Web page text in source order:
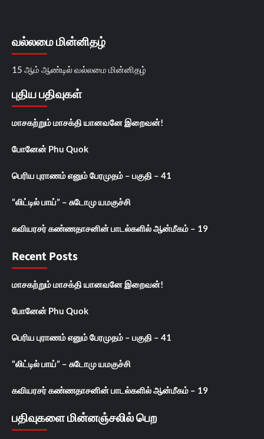
வல்லமை மின்னிதழ்
15 ஆம் ஆண்டில் வல்லமை மின்னிதழ்
புதிய பதிவுகள்
மாசகற்றும் மாசக்தி யானவனே இறைவன்!
போனேன் Phu Quok
பெரிய புராணம் எனும் பேரமுதம் – பகுதி – 41
“லிட்டில் பாய்” – சுடோமு யமகுச்சி
கவியரசர் கண்ணதாசனின் பாடல்களில் ஆன்மீகம் – 19
Recent Posts
மாசகற்றும் மாசக்தி யானவனே இறைவன்!
போனேன் Phu Quok
பெரிய புராணம் எனும் பேரமுதம் – பகுதி – 41
“லிட்டில் பாய்” – சுடோமு யமகுச்சி
கவியரசர் கண்ணதாசனின் பாடல்களில் ஆன்மீகம் – 19
பதிவுகளை மின்னஞ்சலில் பெற